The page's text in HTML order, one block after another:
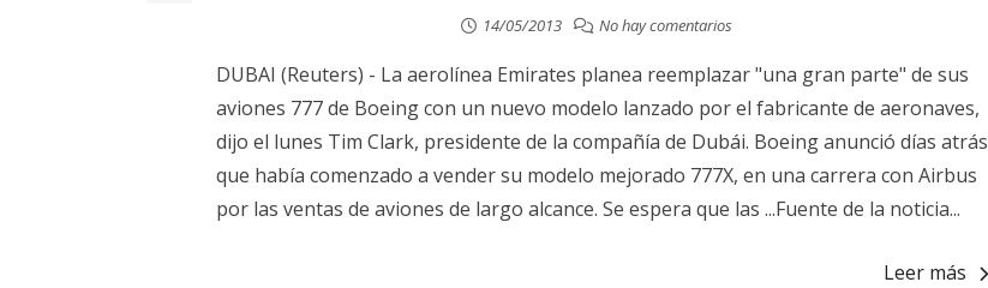
14/05/2013 No hay comentarios
DUBAI (Reuters) - La aerolínea Emirates planea reemplazar "una gran parte" de sus
aviones 777 de Boeing con un nuevo modelo lanzado por el fabricante de aeronaves,
dijo el lunes Tim Clark, presidente de la compañía de Dubái. Boeing anunció días atrás
que había comenzado a vender su modelo mejorado 777X, en una carrera con Airbus
por las ventas de aviones de largo alcance. Se espera que las ...Fuente de la noticia...
Leer más